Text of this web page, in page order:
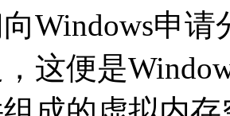
Windows申
这便是